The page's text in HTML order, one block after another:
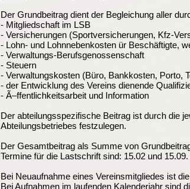
Der Grundbeitrag dient der Begleichung aller
- Mitgliedschaft im LSB
- Versicherungen (Sportversicherungen, Kfz-
- Lohn- und Lohnnebenkosten ür Beschäftigte,
- Verwaltungs-Berufsgenossenschaft
- Steuern
- Verwaltungskosten (Büro, Bankkosten, Porto,
- der Entwicklung des Vereins dienende
- Ã–ffentlichkeitsarbeit und Information
Der abteilungsspezifische Beitrag ist durch die
Abteilungsbetriebes festzulegen.
Der Gesamtbeitrag als Summe von
Termine für die Lastschrift sind: 15.02 und
Bei Neuaufnahme eines Vereinsmitgliedes ist
Bei Aufnahmen im laufenden Kalenderjahr sind